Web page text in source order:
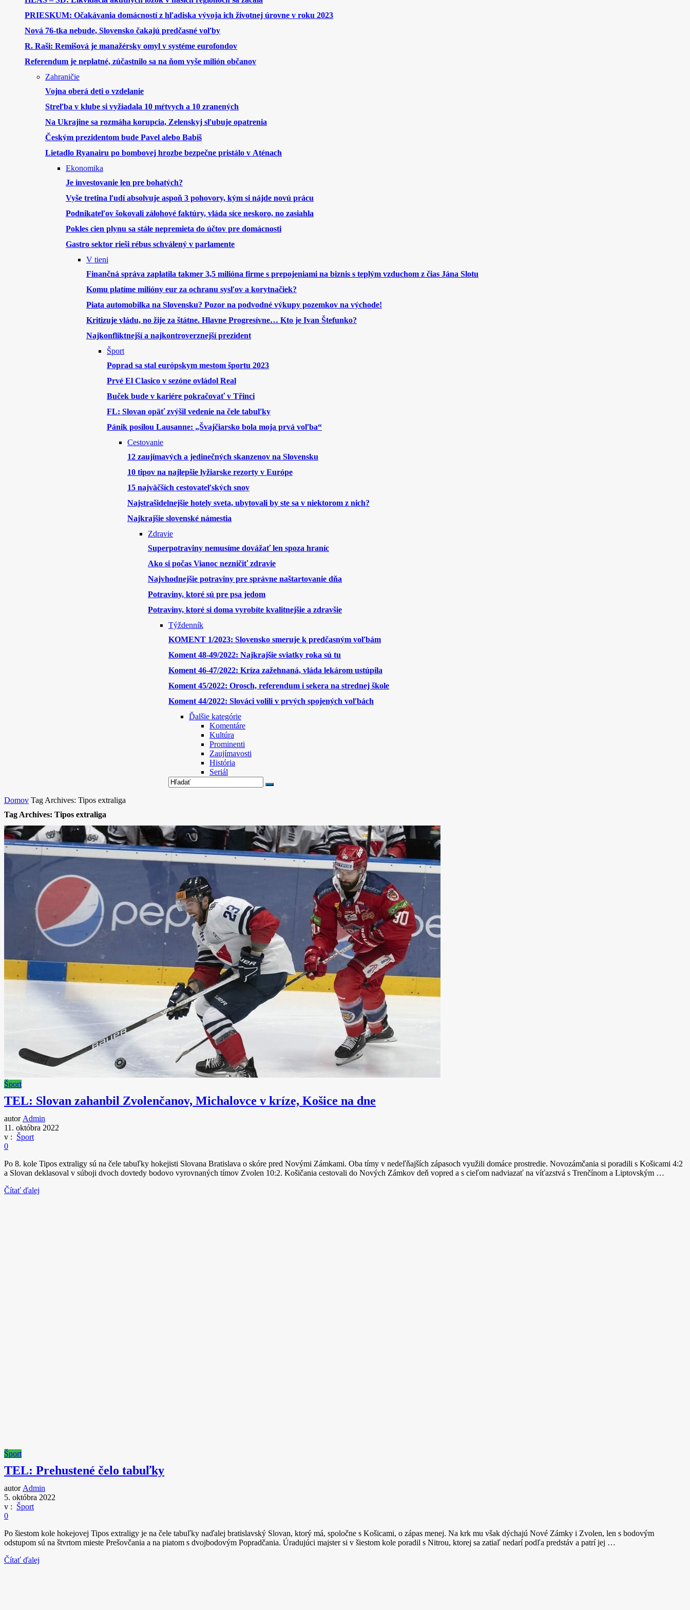
PRIESKUM: Očakávania domácností z hľadiska vývoja ich životnej úrovne v roku 2023
Nová 76-tka nebude, Slovensko čakajú predčasné voľby
R. Raši: Remišová je manažérsky omyl v systéme eurofondov
Referendum je neplatné, zúčastnilo sa na ňom vyše milión občanov
Zahraničie
Vojna oberá deti o vzdelanie
Streľba v klube si vyžiadala 10 mŕtvych a 10 zranených
Na Ukrajine sa rozmáha korupcia, Zelenskyj sľubuje opatrenia
Českým prezidentom bude Pavel alebo Babiš
Lietadlo Ryanairu po bombovej hrozbe bezpečne pristálo v Aténach
Ekonomika
Je investovanie len pre bohatých?
Vyše tretina ľudí absolvuje aspoň 3 pohovory, kým si nájde novú prácu
Podnikateľov šokovali zálohové faktúry, vláda síce neskoro, no zasiahla
Pokles cien plynu sa stále nepremieta do účtov pre domácnosti
Gastro sektor rieši rébus schválený v parlamente
V tieni
Finančná správa zaplatila takmer 3,5 milióna firme s prepojeniami na biznis s teplým vzduchom z čias Jána Slotu
Komu platíme milióny eur za ochranu sysľov a korytnačiek?
Piata automobilka na Slovensku? Pozor na podvodné výkupy pozemkov na východe!
Kritizuje vládu, no žije za štátne. Hlavne Progresívne… Kto je Ivan Štefunko?
Najkonfliktnejší a najkontroverznejší prezident
Šport
Poprad sa stal európskym mestom športu 2023
Prvé El Clasico v sezóne ovládol Real
Buček bude v kariére pokračovať v Třinci
FL: Slovan opäť zvýšil vedenie na čele tabuľky
Pánik posilou Lausanne: „Švajčiarsko bola moja prvá voľba“
Cestovanie
12 zaujímavých a jedinečných skanzenov na Slovensku
10 tipov na najlepšie lyžiarske rezorty v Európe
15 najväčších cestovateľských snov
Najstrašidelnejšie hotely sveta, ubytovali by ste sa v niektorom z nich?
Najkrajšie slovenské námestia
Zdravie
Superpotraviny nemusíme dovážať len spoza hraníc
Ako si počas Vianoc nezničiť zdravie
Najvhodnejšie potraviny pre správne naštartovanie dňa
Potraviny, ktoré sú pre psa jedom
Potraviny, ktoré si doma vyrobíte kvalitnejšie a zdravšie
Týždenník
KOMENT 1/2023: Slovensko smeruje k predčasným voľbám
Koment 48-49/2022: Najkrajšie sviatky roka sú tu
Koment 46-47/2022: Kríza zažehnaná, vláda lekárom ustúpila
Koment 45/2022: Orosch, referendum i sekera na strednej škole
Koment 44/2022: Slováci volili v prvých spojených voľbách
Ďalšie kategórie
Komentáre
Kultúra
Prominenti
Zaujímavosti
História
Seriál
Domov Tag Archives: Tipos extraliga
Tag Archives: Tipos extraliga
Šport
TEL: Slovan zahanbil Zvolenčanov, Michalovce v kríze, Košice na dne
autor Admin
11. októbra 2022
v : Šport
0
Po 8. kole Tipos extraligy sú na čele tabuľky hokejisti Slovana Bratislava o skóre pred Novými Zámkami. Oba tímy v nedeľňajších zápasoch využili domáce prostredie. Novozámčania si poradili s Košicami 4:2
a Slovan deklasoval v súboji dvoch dovtedy bodovo vyrovnaných tímov Zvolen 10:2. Košičania cestovali do Nových Zámkov deň vopred a s cieľom nadviazať na víťazstvá s Trenčínom a Liptovským …
Čítať ďalej
Šport
TEL: Prehustené čelo tabuľky
autor Admin
5. októbra 2022
v : Šport
0
Po šiestom kole hokejovej Tipos extraligy je na čele tabuľky naďalej bratislavský Slovan, ktorý má, spoločne s Košicami, o zápas menej. Na krk mu však dýchajú Nové Zámky i Zvolen, len s bodovým
odstupom sú na štvrtom mieste Prešovčania a na piatom s dvojbodovým Popradčania. Úradujúci majster si v šiestom kole poradil s Nitrou, ktorej sa zatiaľ nedarí podľa predstáv a patrí jej …
Čítať ďalej